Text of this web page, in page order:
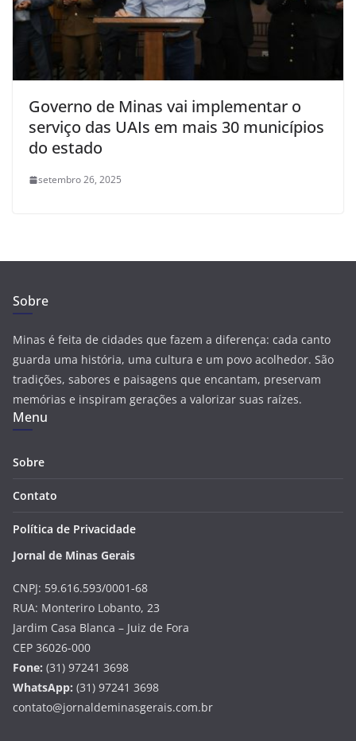
Governo de Minas vai implementar o
serviço das UAIs em mais 30 municípios
do estado
setembro 26, 2025
Sobre
Minas é feita de cidades que fazem a diferença: cada canto
guarda uma história, uma cultura e um povo acolhedor. São
tradições, sabores e paisagens que encantam, preservam
memórias e inspiram gerações a valorizar suas raízes.
Menu
Sobre
Contato
Política de Privacidade
Jornal de Minas Gerais
CNPJ: 59.616.593/0001-68
RUA: Monteriro Lobanto, 23
Jardim Casa Blanca – Juiz de Fora
CEP 36026-000
Fone: (31) 97241 3698
WhatsApp: (31) 97241 3698
contato@jornaldeminasgerais.com.br